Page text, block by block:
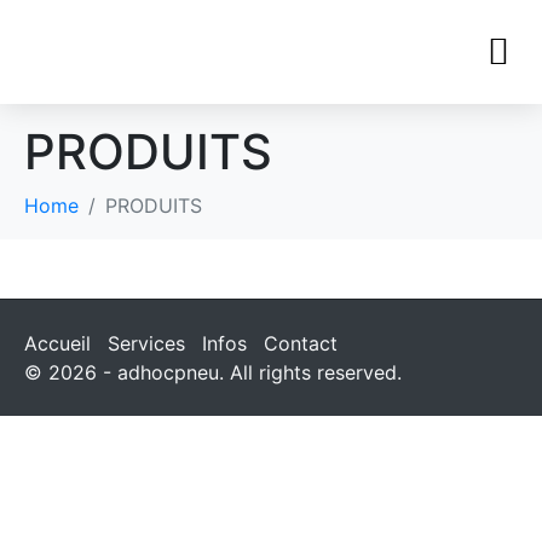
PRODUITS
Home PRODUITS
Accueil Services Infos
Contact
© 2026 - adhocpneu. All rights reserved.